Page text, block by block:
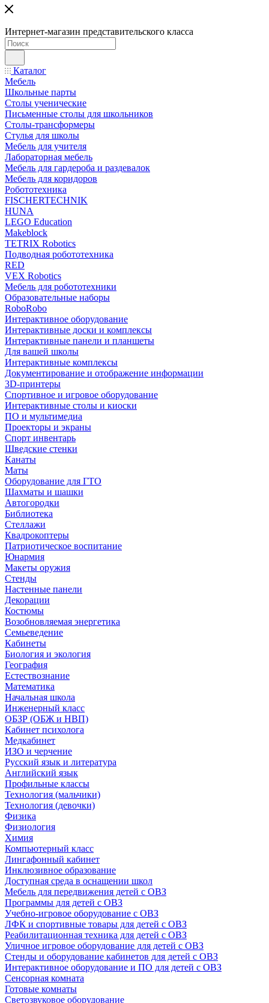
Интернет-магазин представительского класса
Каталог
Мебель
Школьные парты
Столы ученические
Письменные столы для школьников
Столы-трансформеры
Стулья для школы
Мебель для учителя
Лабораторная мебель
Мебель для гардероба и раздевалок
Мебель для коридоров
Робототехника
FISCHERTECHNIK
HUNA
LEGO Education
Makeblock
TETRIX Robotics
Подводная робототехника
RED
VEX Robotics
Мебель для робототехники
Образовательные наборы
RoboRobo
Интерактивное оборудование
Интерактивные доски и комплексы
Интерактивные панели и планшеты
Для вашей школы
Интерактивные комплексы
Документирование и отображение информации
3D-принтеры
Спортивное и игровое оборудование
Интерактивные столы и киоски
ПО и мультимедиа
Проекторы и экраны
Спорт инвентарь
Шведские стенки
Канаты
Маты
Оборудование для ГТО
Шахматы и шашки
Автогородки
Библиотека
Стеллажи
Квадрокоптеры
Патриотическое воспитание
Юнармия
Макеты оружия
Стенды
Настенные панели
Декорации
Костюмы
Возобновляемая энергетика
Семьеведение
Кабинеты
Биология и экология
География
Естествознание
Математика
Начальная школа
Инженерный класс
ОБЗР (ОБЖ и НВП)
Кабинет психолога
Медкабинет
ИЗО и черчение
Русский язык и литература
Английский язык
Профильные классы
Технология (мальчики)
Технология (девочки)
Физика
Физиология
Химия
Компьютерный класс
Лингафонный кабинет
Инклюзивное образование
Доступная среда в оснащении школ
Мебель для передвижения детей с ОВЗ
Программы для детей с ОВЗ
Учебно-игровое оборудование с ОВЗ
ЛФК и спортивные товары для детей с ОВЗ
Реабилитационная техника для детей с ОВЗ
Уличное игровое оборудование для детей с ОВЗ
Стенды и оборудование кабинетов для детей с ОВЗ
Интерактивное оборудование и ПО для детей с ОВЗ
Сенсорная комната
Готовые комнаты
Светозвуковое оборудование